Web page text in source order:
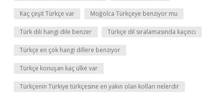
Kaç çeşit Türkçe var Moğolca Türkçeye benziyor mu
Türk dili hangi dile benzer Türkçe dil sıralamasında kaçıncı
Türkçe en çok hangi dillere benziyor
Türkçe konuşan kaç ülke var
Türkçenin Türkiye türkçesine en yakın olan kolları nelerdir